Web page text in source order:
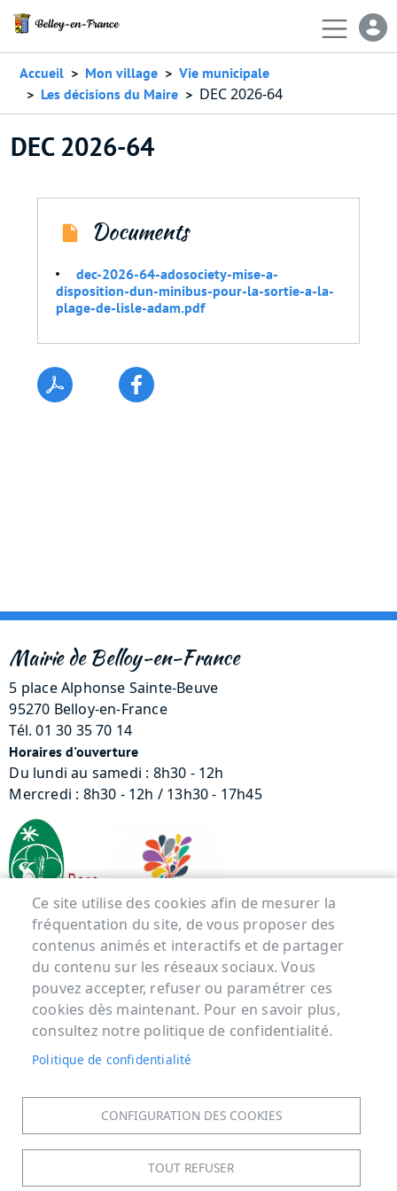
Accueil Mon village
Vie municipale
Les décisions du Maire
DEC 2026-64
DEC 2026-64
Documents
dec-2026-64-adosociety-mise-a-
disposition-dun-minibus-pour-la-sortie-a-la-
plage-de-lisle-adam.pdf
Mairie de Belloy-en-France
5 place Alphonse Sainte-Beuve
95270 Belloy-en-France
Tél. 01 30 35 70 14
Horaires d'ouverture
Du lundi au samedi : 8h30 - 12h
Mercredi : 8h30 - 12h / 13h30 - 17h45
Menu Pied de page
ACCUEIL
MENTIONS LÉGALES
DONNÉES PERSONNELLES
COOKIES
PLAN DU SITE
Ce site utilise des cookies afin de mesurer la
fréquentation du site, de vous proposer des
contenus animés et interactifs et de partager
du contenu sur les réseaux sociaux. Vous
pouvez accepter, refuser ou paramétrer ces
cookies dès maintenant. Pour en savoir plus,
consultez notre politique de confidentialité.
Politique de confidentialité
CONFIGURATION DES COOKIES
TOUT REFUSER